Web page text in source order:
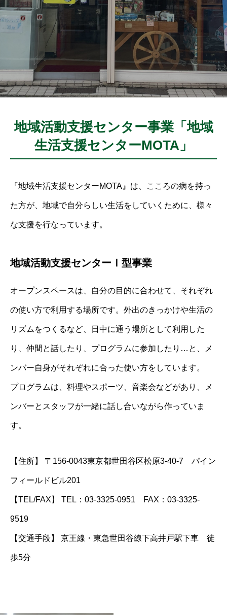
地域活動支援センター事業「地域
生活支援センターMOTA」
『地域生活支援センターMOTA』は、こころの病を持っ
た方が、地域で自分らしい生活をしていくために、様々
な支援を行なっています。
地域活動支援センターⅠ型事業
オープンスペースは、自分の目的に合わせて、それぞれ
の使い方で利用する場所です。外出のきっかけや生活の
リズムをつくるなど、日中に通う場所として利用した
り、仲間と話したり、プログラムに参加したり…と、メ
ンバー自身がそれぞれに合った使い方をしています。
プログラムは、料理やスポーツ、音楽会などがあり、メ
ンバーとスタッフが一緒に話し合いながら作っていま
す。
【住所】 〒156-0043東京都世田谷区松原3-40-7 パイン
フィールドビル201
【TEL/FAX】 TEL：03-3325-0951 FAX：03-3325-
9519
【交通手段】 京王線・東急世田谷線下高井戸駅下車 徒
歩5分